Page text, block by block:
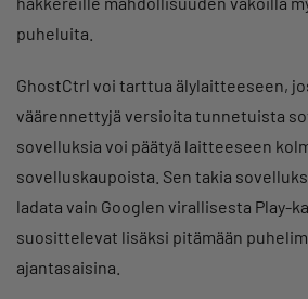
puheluita.
GhostCtrl voi tarttua älylaitteeseen,
väärennettyjä versioita tunnetuista
sovelluksia voi päätyä laitteeseen
sovelluskaupoista. Sen takia
ladata vain Googlen virallisesta Play-
suosittelevat lisäksi pitämään
ajantasaisina.